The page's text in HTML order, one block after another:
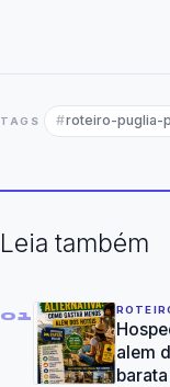
TAGS roteiro-puglia-
Leia também
01
alem